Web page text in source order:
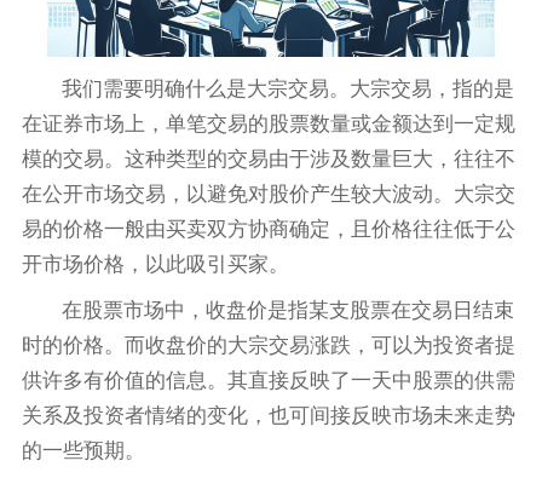
我们需要明确什么是大宗交易。大宗交易，指的是
在证券市场上，单笔交易的股票数量或金额达到一定规
模的交易。这种类型的交易由于涉及数量巨大，往往不
在公开市场交易，以避免对股价产生较大波动。大宗交
易的价格一般由买卖双方协商确定，且价格往往低于公
开市场价格，以此吸引买家。
在股票市场中，收盘价是指某支股票在交易日结束
时的价格。而收盘价的大宗交易涨跌，可以为投资者提
供许多有价值的信息。其直接反映了一天中股票的供需
关系及投资者情绪的变化，也可间接反映市场未来走势
的一些预期。